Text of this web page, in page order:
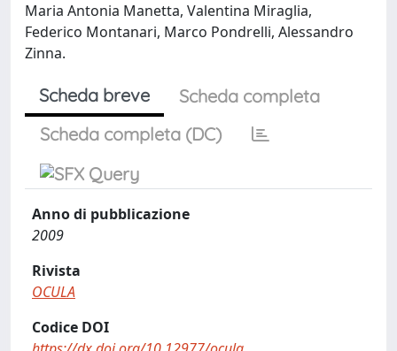
Maria Antonia Manetta, Valentina Miraglia,
Federico Montanari, Marco Pondrelli, Alessandro
Zinna.
Scheda breve
Scheda completa
Scheda completa (DC)
Anno di pubblicazione
2009
Rivista
OCULA
Codice DOI